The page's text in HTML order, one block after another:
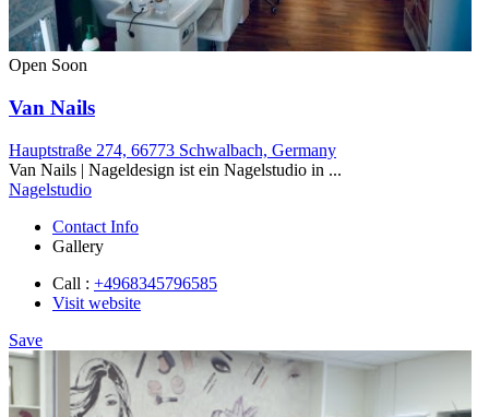
Open Soon
Van Nails
Hauptstraße 274, 66773 Schwalbach, Germany
Van Nails | Nageldesign ist ein Nagelstudio in ...
Nagelstudio
Contact Info
Gallery
Call : +4968345796585
Visit website
Save